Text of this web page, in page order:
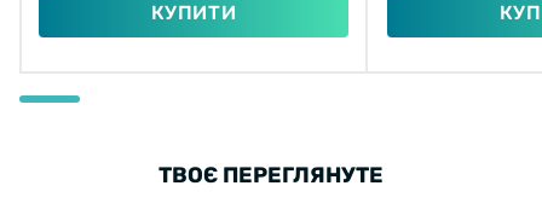
КУПИТИ
ТВОЄ ПЕРЕГЛЯНУТЕ